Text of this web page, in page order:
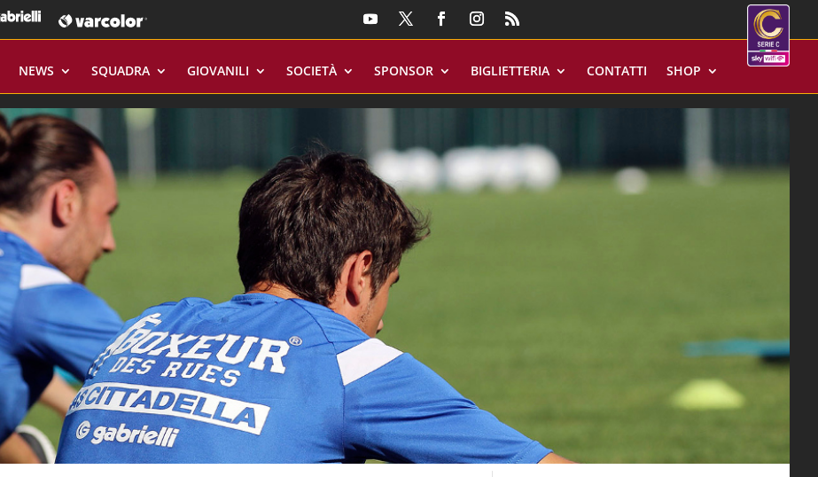
NEWS SQUADRA GIOVANILI SOCIETÀ SPONSOR BIGLIETTERIA CONTATTI SHOP